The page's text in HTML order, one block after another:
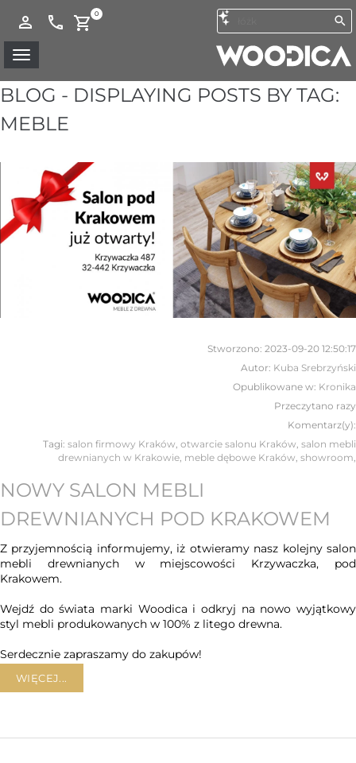
0
BLOG - DISPLAYING POSTS BY TAG:
MEBLE
Stworzono: 2023-09-20 12:50:17
Autor: Kuba Srebrzyński
Opublikowane w: Kronika
Przeczytano razy
Komentarz(y):
Tagi: salon firmowy Kraków otwarcie salonu Kraków salon mebli
drewnianych w Krakowie meble dębowe Kraków showroom
NOWY SALON MEBLI
DREWNIANYCH POD KRAKOWEM
Z przyjemnością informujemy, iż otwieramy nasz kolejny salon
mebli drewnianych w miejscowości Krzywaczka, pod
Krakowem.
Wejdź do świata marki Woodica i odkryj na nowo wyjątkowy
styl mebli produkowanych w 100% z litego drewna.
Serdecznie zapraszamy do zakupów!
WIĘCEJ...